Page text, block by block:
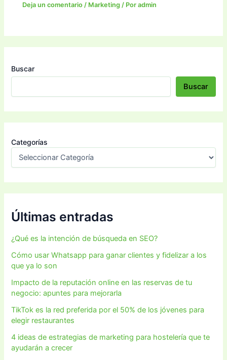
Deja un comentario / Marketing / Poradmin
Buscar
Buscar
Categorías
Últimas entradas
¿Qué es la intención de búsqueda en SEO?
Cómo usar Whatsapp para ganar clientes y fidelizar a los
que ya lo son
Impacto de la reputación online en las reservas de tu
negocio: apuntes para mejorarla
TikTok es la red preferida por el 50% de los jóvenes para
elegir restaurantes
4 ideas de estrategias de marketing para hostelería que te
ayudarán a crecer